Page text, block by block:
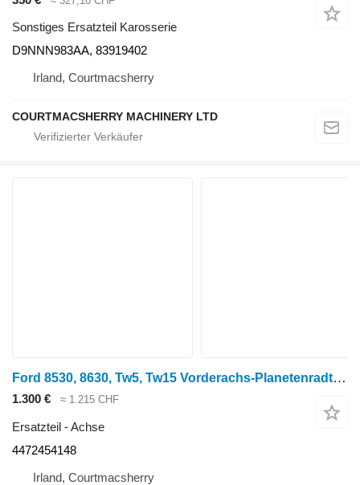
Sonstiges Ersatzteil Karosserie
D9NNN983AA, 83919402
Irland, Courtmacsherry
COURTMACSHERRY MACHINERY LTD
Ford 8530, 8630, Tw5, Tw15 Vorderachs-Planetenradträger-Baugruppe 4472454148 Achse für Radtraktor
1.300 € ≈ 1.215 CHF
Ersatzteil - Achse
4472454148
Irland, Courtmacsherry